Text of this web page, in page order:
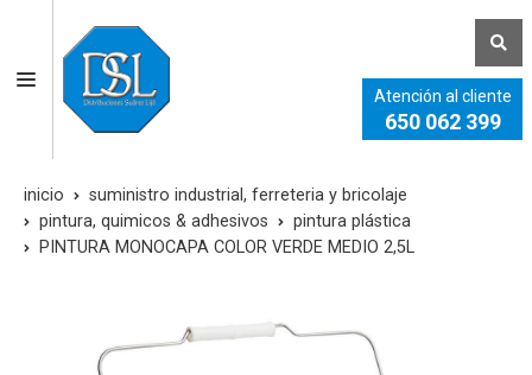
Atención al cliente
650 062 399
inicio
suministro industrial, ferreteria y bricolaje
pintura, quimicos & adhesivos
pintura plástica
PINTURA MONOCAPA COLOR VERDE MEDIO 2,5L